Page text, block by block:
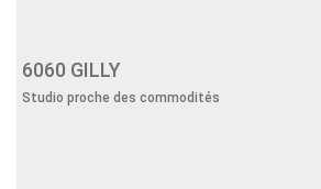
6060 GILLY
Studio proche des commodités